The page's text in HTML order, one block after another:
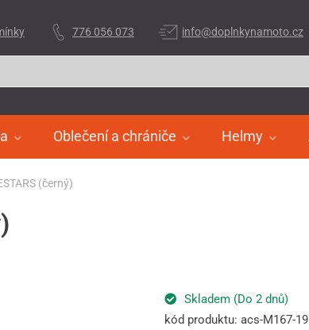
Oblečení a chrániče Helmy
776 056 073 info@doplnkynamoto.cz
(černý)
Skladem (Do 2 dnů)
kód produktu: acs-M167-19